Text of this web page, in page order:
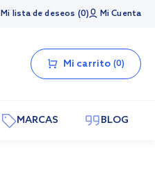
Mi lista de deseos 0 Mi Cuenta
Mi carrito 0
MARCAS BLOG